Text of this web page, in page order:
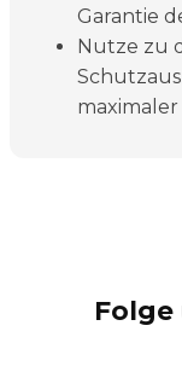
Garantie
Nutze zu
maximaler
Folge